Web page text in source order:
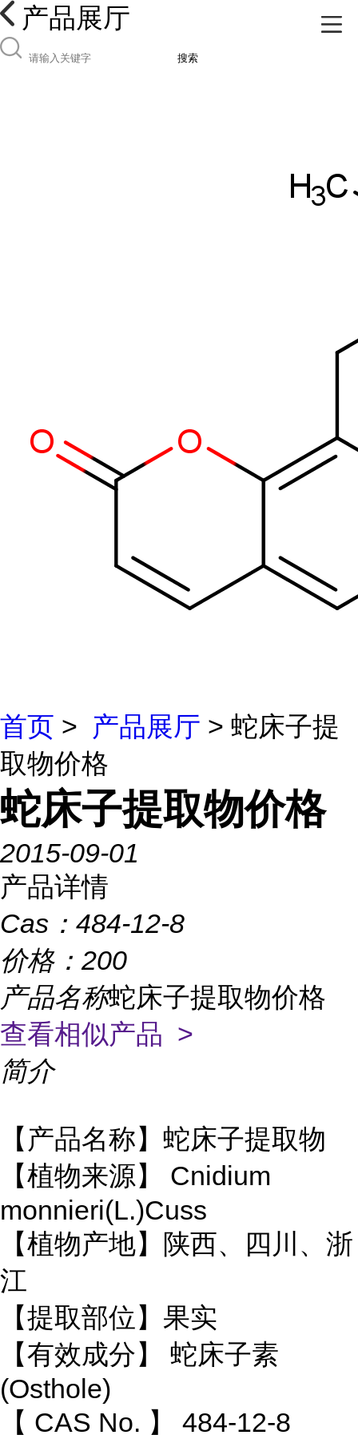
产品展厅
搜索
首页 > 产品展厅 > 蛇床子提
取物价格
蛇床子提取物价格
2015-09-01
产品详情
Cas： 484-12-8
价格： 200
产品名称蛇床子提取物价格
查看相似产品 >
简介
【产品名称】蛇床子提取物
【植物来源】 Cnidium
monnieri(L.)Cuss
【植物产地】陕西、四川、浙
江
【提取部位】果实
【有效成分】 蛇床子素
(Osthole)
【 CAS No. 】 484-12-8